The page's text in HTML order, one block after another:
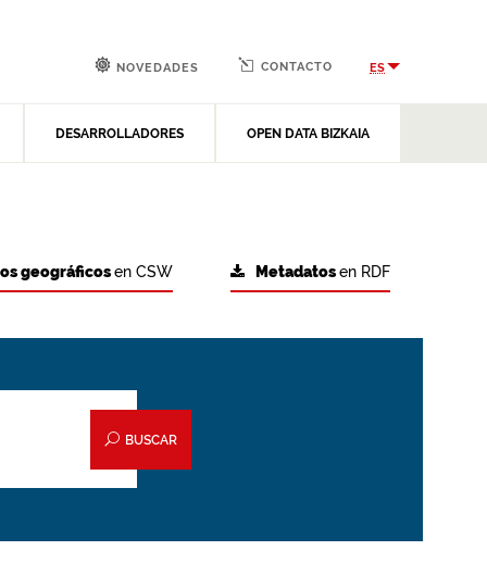
DESARROLLADORES OPEN DATA BIZKAIA
NOVEDADES CONTACTO ES
Metadatosen RDF
geográficosen CSW
BUSCAR